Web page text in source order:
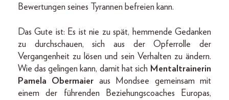
Bewertungen seines Tyrannen befreien kann.
Das Gute ist: Es ist nie zu spät, hemmende Gedanken
zu durchschauen, sich aus der Opferrolle der
Vergangenheit zu lösen und sein Verhalten zu ändern.
Wie das gelingen kann, damit hat sich Mentaltrainerin
Pamela Obermaier aus Mondsee gemeinsam mit
einem der führenden Beziehungscoaches Europas,